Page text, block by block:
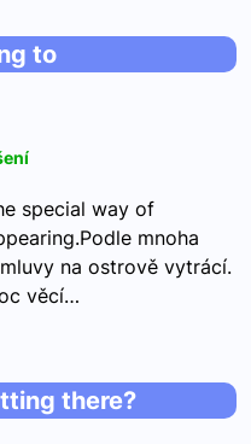
to
special way of
mnoha
na ostrově vytrácí.
věcí…
there?